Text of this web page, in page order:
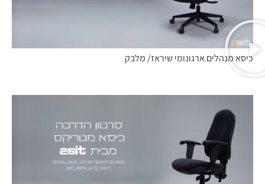
כיסא מנהלים ארגונומי שיראז/ מלבק